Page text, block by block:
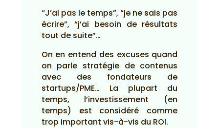
“J’ai pas le temps”, “je ne sais pas
écrire”, “j’ai besoin de résultats
tout de suite”…
On en entend des excuses quand
on parle stratégie de contenus
avec des fondateurs de
startups/PME… La plupart du
temps, l’investissement (en
temps) est considéré comme
trop important vis-à-vis du ROI.